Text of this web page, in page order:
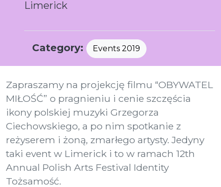
Limerick
Category: Events 2019
Zapraszamy na projekcję filmu “OBYWATEL
MIŁOŚĆ” o pragnieniu i cenie szczęścia
ikony polskiej muzyki Grzegorza
Ciechowskiego, a po nim spotkanie z
reżyserem i żoną, zmarłego artysty. Jedyny
taki event w Limerick i to w ramach 12th
Annual Polish Arts Festival Identity
Tożsamość.